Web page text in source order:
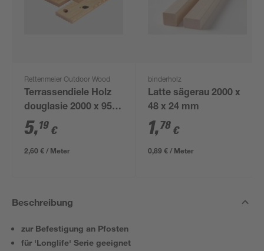
Rettenmeier Outdoor Wood
Terrassendiele Holz
douglasie 2000 x 95 x
21 mm
5,19 €
2,60 € / Meter
binderholz
Latte sägerau 2000 x
48 x 24 mm
1,78 €
0,89 € / Meter
Beschreibung
zur Befestigung an Pfosten
für 'Longlife' Serie geeignet